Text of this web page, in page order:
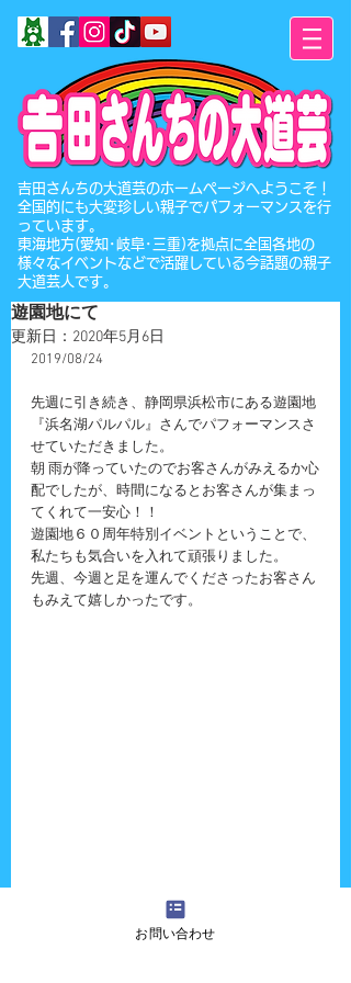
​吉田さんちの大道芸のホームページへようこそ！
全国的にも大変珍しい親子でパフォーマンスを行
っています。
東海地方(愛知･岐阜･三重)を拠点に全国各地の
様々なイベントなどで活躍している今話題の親子
大道芸人です。
遊園地にて
更新日： 2020年5月6日
2019/08/24
先週に引き続き、静岡県浜松市にある遊園地
『浜名湖パルパル』さんでパフォーマンスさ
せていただきました。
朝 雨が降っていたのでお客さんがみえるか心
配でしたが、時間になるとお客さんが集まっ
てくれて一安心！！
遊園地６０周年特別イベントということで、
私たちも気合いを入れて頑張りました。
先週、今週と足を運んでくださったお客さん
もみえて嬉しかったです。
『吉田さんちの大道芸』へのご質問・ご意
お問い合わせ